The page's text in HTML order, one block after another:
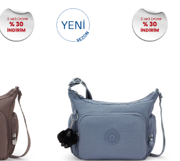
Kifidis
Omuz Destekleri
Rom Walker &
Metal Ortopedi
Baston